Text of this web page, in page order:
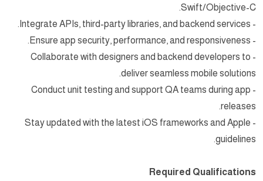
Swift/Objective-C.
- Integrate APIs, third-party libraries, and backend services.
- Ensure app security, performance, and responsiveness.
- Collaborate with designers and backend developers to
deliver seamless mobile solutions.
- Conduct unit testing and support QA teams during app
releases.
- Stay updated with the latest iOS frameworks and Apple
guidelines.
Required Qualifications